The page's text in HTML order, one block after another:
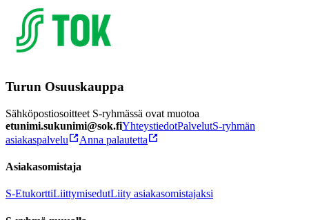
Turun Osuuskauppa
Sähköpostiosoitteet S-ryhmässä ovat muotoa
etunimi.sukunimi@sok.fiYhteystiedotPalvelutS-ryhmän
asiakaspalvelu
Anna palautetta
Asiakasomistaja
S-EtukorttiLiittymisedutLiity asiakasomistajaksi